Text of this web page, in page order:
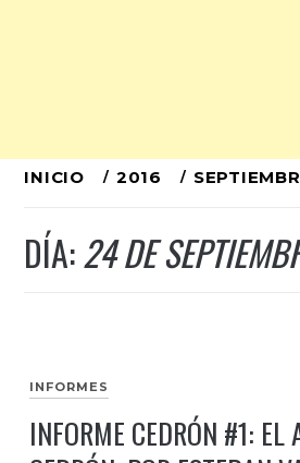
Ir
contenido
INICIO 2016
DÍA:24 DE
INFORMES
INFORME CEDRÓN #1: EL